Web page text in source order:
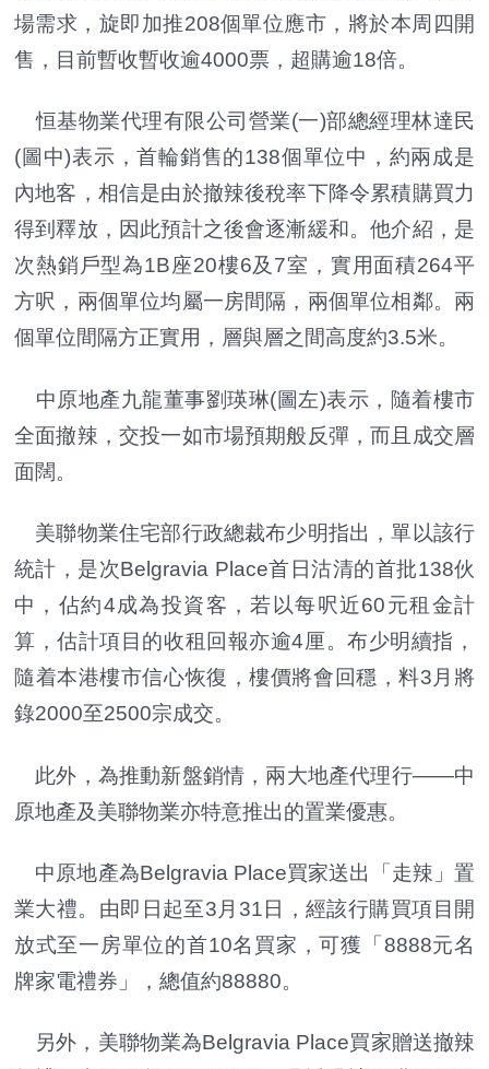
場需求，旋即加推208個單位應市，將於本周四開
售，目前暫收暫收逾4000票，超購逾18倍。
恒基物業代理有限公司營業(一)部總經理林達民
(圖中)表示，首輪銷售的138個單位中，約兩成是
內地客，相信是由於撤辣後稅率下降令累積購買力
得到釋放，因此預計之後會逐漸緩和。他介紹，是
次熱銷戶型為1B座20樓6及7室，實用面積264平
方呎，兩個單位均屬一房間隔，兩個單位相鄰。兩
個單位間隔方正實用，層與層之間高度約3.5米。
中原地產九龍董事劉瑛琳(圖左)表示，隨着樓市
全面撤辣，交投一如市場預期般反彈，而且成交層
面闊。
美聯物業住宅部行政總裁布少明指出，單以該行
統計，是次Belgravia Place首日沽清的首批138伙
中，佔約4成為投資客，若以每呎近60元租金計
算，估計項目的收租回報亦逾4厘。布少明續指，
隨着本港樓市信心恢復，樓價將會回穩，料3月將
錄2000至2500宗成交。
此外，為推動新盤銷情，兩大地產代理行——中
原地產及美聯物業亦特意推出的置業優惠。
中原地產為Belgravia Place買家送出「走辣」置
業大禮。由即日起至3月31日，經該行購買項目開
放式至一房單位的首10名買家，可獲「8888元名
牌家電禮券」，總值約88880。
另外，美聯物業為Belgravia Place買家贈送撤辣